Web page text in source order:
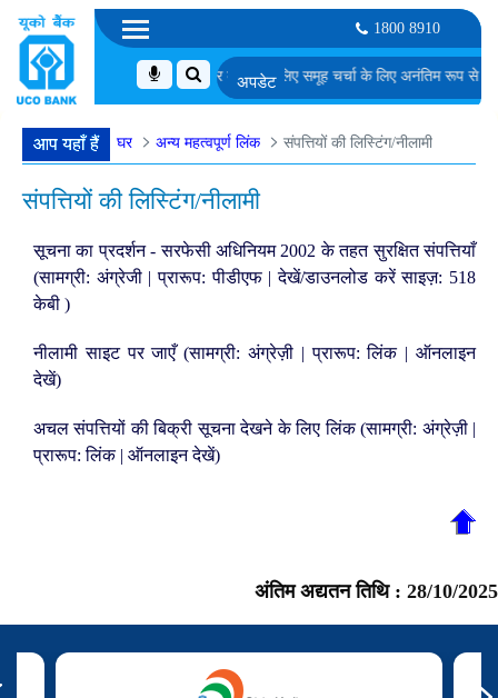
1800 8910
जी. एस.-I में सॉफ्टवेयर डेवलपर के पद के लिए समूह चर्चा के लिए अनंतिम रूप से चयनित
आप यहाँ हैं घर अन्य महत्वपूर्ण लिंक संपत्तियों की लिस्टिंग/नीलामी
संपत्तियों की लिस्टिंग/नीलामी
सूचना का प्रदर्शन - सरफेसी अधिनियम 2002 के तहत सुरक्षित संपत्तियाँ
(सामग्री: अंग्रेजी | प्रारूप: पीडीएफ | देखें/डाउनलोड करें साइज़: 518
केबी )
नीलामी साइट पर जाएँ (सामग्री: अंग्रेज़ी | प्रारूप: लिंक | ऑनलाइन
देखें)
अचल संपत्तियों की बिक्री सूचना देखने के लिए लिंक (सामग्री: अंग्रेज़ी |
प्रारूप: लिंक | ऑनलाइन देखें)
अंतिम अद्यतन तिथि : 28/10/2025